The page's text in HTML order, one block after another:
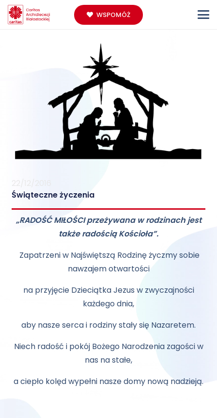
WSPOMÓŻ
Świąteczne życzenia
„RADOŚĆ MIŁOŚCI przeżywana w rodzinach jest
także radością Kościoła”.
Zapatrzeni w Najświętszą Rodzinę życzmy sobie
nawzajem otwartości
na przyjęcie Dzieciątka Jezus w zwyczajności
każdego dnia,
aby nasze serca i rodziny stały się Nazaretem.
Niech radość i pokój Bożego Narodzenia zagości w
nas na stałe,
a ciepło kolęd wypełni nasze domy nową nadzieją.